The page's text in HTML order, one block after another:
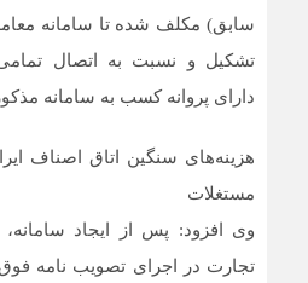
سابق) مکلف شده تا سامانه
تشکیل و نسبت به اتصال تمامی
دارای پروانه کسب به سامانه
هزینه‌های سنگین اتاق اصناف
مستغلات
وی افزود: پس از ایجاد